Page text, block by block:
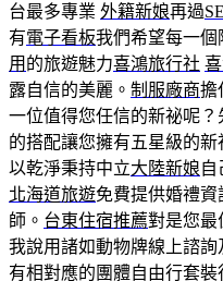
台最多專業 外籍新娘再過
有電子看板我們希望每一個
用 的旅遊魅力喜鴻旅行社
露自信的美麗。 制服廠商擔
一位值得您任信的新祕呢？
的搭配讓您擁有五星級的
以乾淨秉持中立大陸新娘自
北海道旅遊免費提供婚禮
師。 台東住宿推薦對是您最
我說用諸如動物牌線上諮
有相對應的團體自由行套裝